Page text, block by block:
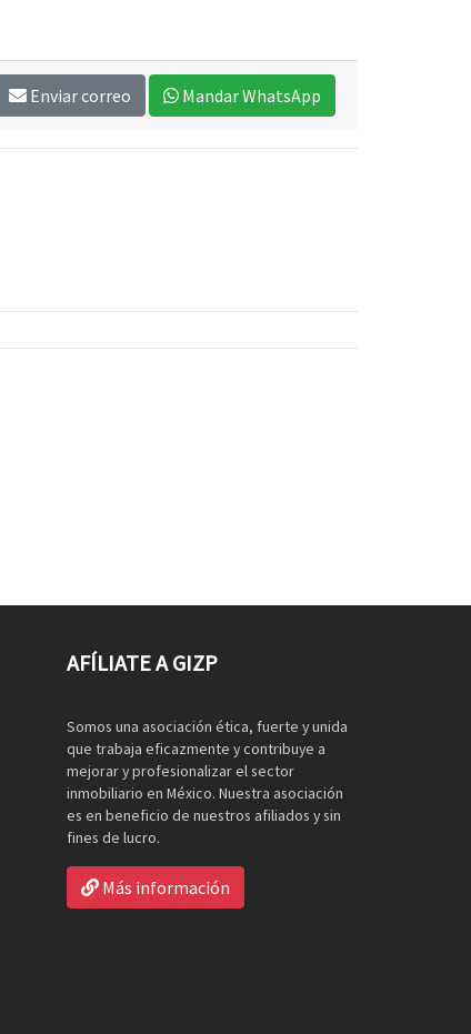
Enviar correo Mandar WhatsApp
AFÍLIATE A GIZP
Somos una asociación ética, fuerte y unida
que trabaja eficazmente y contribuye a
mejorar y profesionalizar el sector
inmobiliario en México. Nuestra asociación
es en beneficio de nuestros afiliados y sin
fines de lucro.
Más información